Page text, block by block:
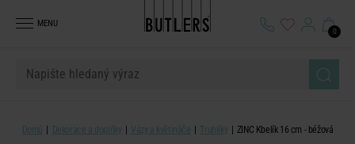
MENU
0
Domů Dekorace a doplňky Vázy a květináče Truhlíky ZINC Kbelík 16 cm - béžová